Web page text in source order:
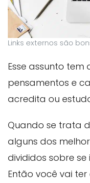
Links externos são
Esse assunto tem
pensamentos e
acredita ou
Quando se trata
alguns dos
divididos sobre
Então você vai